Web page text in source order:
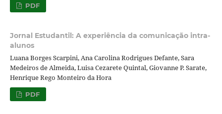
PDF
Jornal Estudantil: A experiência da comunicação intra-
alunos
Luana Borges Scarpini, Ana Carolina Rodrigues Defante, Sara
Medeiros de Almeida, Luisa Cezarete Quintal, Giovanne P. Sarate,
Henrique Rego Monteiro da Hora
PDF